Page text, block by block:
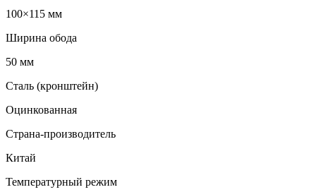
100×115 мм
Ширина обода
50 мм
Сталь (кронштейн)
Оцинкованная
Страна-производитель
Китай
Температурный режим